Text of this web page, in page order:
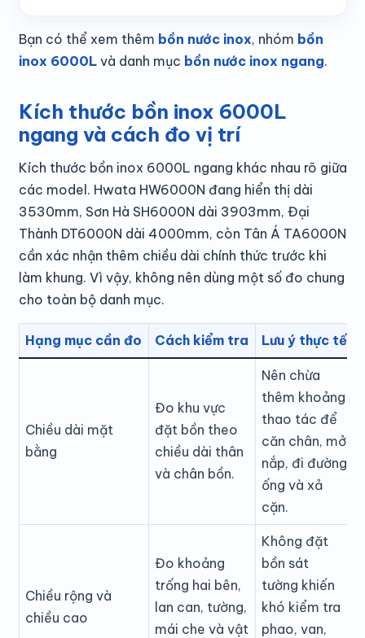
Bạn có thể xem thêm bồn nước inox, nhóm bồn
inox 6000Lvà danh mục bồn nước inox ngang.
Kích thước bồn inox 6000L
ngang và cách đo vị trí
Kích thước bồn inox 6000L ngang khác nhau rõ giữa
các model. Hwata HW6000N đang hiển thị dài
3530mm, Sơn Hà SH6000N dài 3903mm, Đại
Thành DT6000N dài 4000mm, còn Tân Á TA6000N
cần xác nhận thêm chiều dài chính thức trước khi
làm khung. Vì vậy, không nên dùng một số đo chung
cho toàn bộ danh mục.
Hạng mục cần đo Cách kiểm tra Lưu ý thực tế
Chiều dài mặt
bằng
Đo khu vực
đặt bồn theo
chiều dài thân
và chân bồn.
Nên chừa
thêm khoảng
thao tác để
căn chân, mở
nắp, đi đường
ống và xả
cặn.
Chiều rộng và
chiều cao
Đo khoảng
trống hai bên,
lan can, tường,
mái che và vật
Không đặt
bồn sát
tường khiến
khó kiểm tra
phao, van,